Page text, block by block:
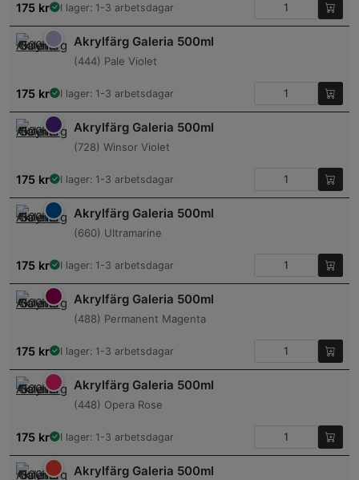
175 kr I lager: 1-3 arbetsdagar
Akrylfärg Galeria 500ml
(444) Pale Violet
175 kr I lager: 1-3 arbetsdagar
Akrylfärg Galeria 500ml
(728) Winsor Violet
175 kr I lager: 1-3 arbetsdagar
Akrylfärg Galeria 500ml
(660) Ultramarine
175 kr I lager: 1-3 arbetsdagar
Akrylfärg Galeria 500ml
(488) Permanent Magenta
175 kr I lager: 1-3 arbetsdagar
Akrylfärg Galeria 500ml
(448) Opera Rose
175 kr I lager: 1-3 arbetsdagar
Akrylfärg Galeria 500ml